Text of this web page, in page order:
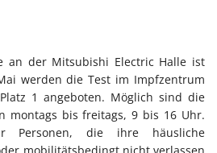
an der Mitsubishi Electric Halle ist
werden die Test im Impfzentrum
1 angeboten. Möglich sind die
montags bis freitags, 9 bis 16 Uhr.
Personen, die ihre häusliche